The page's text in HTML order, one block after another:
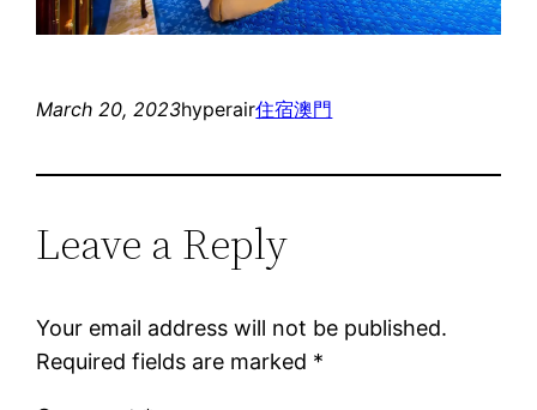
March 20, 2023hyperair住宿澳門
Leave a Reply
Your email address will not be published.
Required fields are marked *